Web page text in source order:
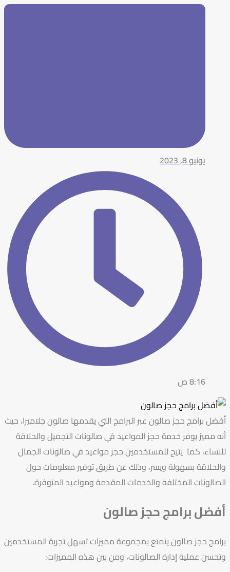
يونيو 8, 2023
8:16 ص
أفضل برامج حجز صالون عبر البرامج التي يقدمها صالون جلاميرا، حيث
أنه مميز يوفر خدمة حجز المواعيد في صالونات التجميل والحلاقة
للنساء، كما يتيح للمستخدمين حجز مواعيد في صالونات الجمال
والحلاقة بسهولة ويسر، وذلك عن طريق توفير معلومات حول
الصالونات المختلفة والخدمات المقدمة ومواعيد المتوفرة.
أفضل برامج حجز صالون
برامج حجز صالون يتمتع بمجموعة مميزات تسهل تجربة المستخدمين
وتحسن عملية إدارة الصالونات، ومن بين هذه المميزات: